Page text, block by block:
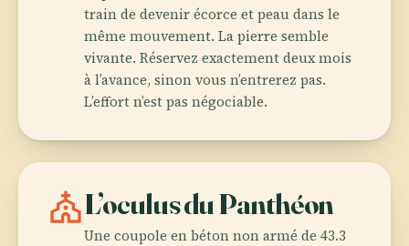
train de devenir écorce et peau dans le
même mouvement. La pierre semble
vivante. Réservez exactement deux mois
à l’avance, sinon vous n’entrerez pas.
L’effort n’est pas négociable.
churchL’oculus du Panthéon
Une coupole en béton non armé de 43.3